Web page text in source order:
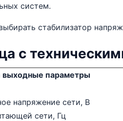
систем.
стабилизатор
с
выходные параметры
напряжение сети, В
сети, Гц